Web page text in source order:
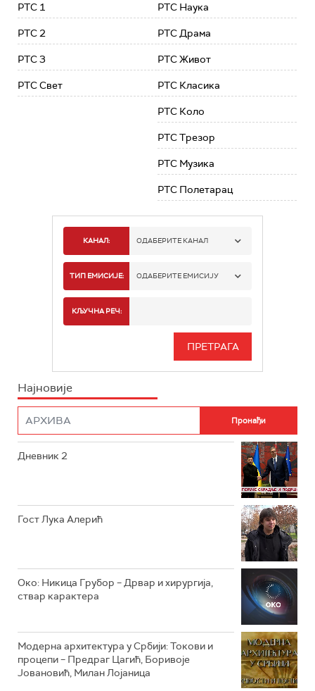
РТС 1
РТС 2
РТС 3
РТС Свет
РТС Наука
РТС Драма
РТС Живот
РТС Класика
РТС Коло
РТС Трезор
РТС Музика
РТС Полетарац
КАНАЛ: ОДАБЕРИТЕ КАНАЛ
РТС 1
РТС 3
ТИП ЕМИСИЈЕ: ОДАБЕРИТЕ ЕМИСИЈУ
ИНФО
КЉУЧНА РЕЧ:
Најновије
Дневник 2
Гост Лука Алерић
Око: Никица Грубор – Дрвар и хирургија,
ствар карактера
Модерна архитектура у Србији: Токови и
процепи – Предраг Цагић, Боривоје
Јовановић, Милан Лојаница